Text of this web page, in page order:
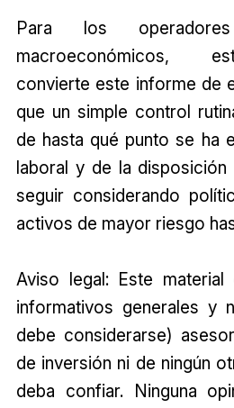
Para los
macroeconómicos,
convierte este informe de
que un simple control
de hasta qué punto se ha
laboral y de la
seguir considerando
activos de mayor riesgo
Aviso legal: Este
informativos generales y
debe considerarse)
de inversión ni de ningún
deba confiar. Ninguna